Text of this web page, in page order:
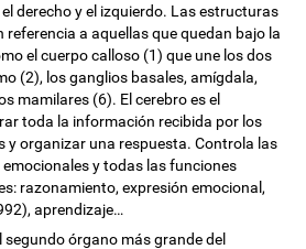
derecho y el izquierdo. Las estructuras
referencia a aquellas que quedan bajo la
el cuerpo calloso (1) que une los dos
(2), los ganglios basales, amígdala,
mamilares (6). El cerebro es el
toda la información recibida por los
y organizar una respuesta. Controla las
y todas las funciones
razonamiento, expresión emocional,
aprendizaje…
segundo órgano más grande del